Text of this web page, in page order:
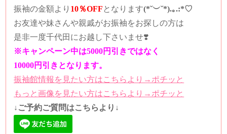
振袖の金額より 10％OFF となります(*˘︶˘*).｡.:*♡
お友達や妹さんや親戚がお振袖をお探しの方は
是非一度千代田にお越し下さいませ❣️
※キャンペーン中は5000円引きではなく
10000円引きとなります。
振袖館情報を見たい方はこちらより→ポチッと
もっと画像を見たい方はこちらより→ポチッと
↓ご予約ご質問はこちらより↓